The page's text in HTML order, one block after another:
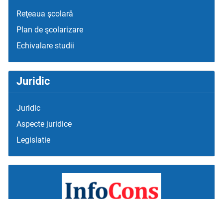
Reţeaua şcolară
Plan de şcolarizare
Echivalare studii
Juridic
Juridic
Aspecte juridice
Legislatie